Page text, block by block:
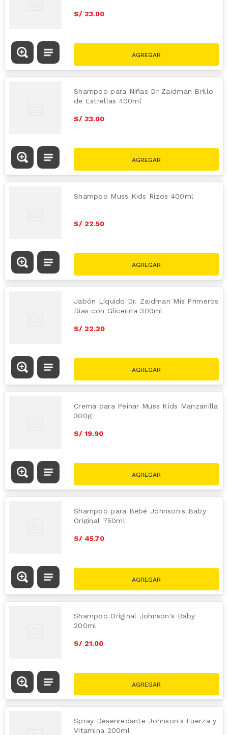
S/ 23.00
Shampoo para Niñas Dr Zaidman Brillo
de Estrellas 400ml
S/ 23.00
Shampoo Muss Kids Rizos 400ml
S/ 22.50
Jabón Líquido Dr. Zaidman Mis Primeros
Días con Glicerina 300ml
S/ 22.20
Crema para Peinar Muss Kids Manzanilla
300g
S/ 19.90
Shampoo para Bebé Johnson's Baby
Original 750ml
S/ 45.70
Shampoo Original Johnson's Baby
200ml
S/ 21.00
Spray Desenredante Johnson's Fuerza y
Vitamina 200ml